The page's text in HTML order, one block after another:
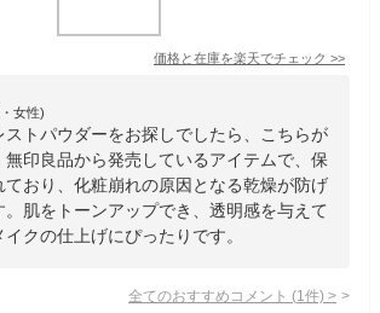
価格と在庫を楽天でチェック >>
女性)
ストパウダーをお探しでしたら、こちらが
無印良品から発売しているアイテムで、保
ており、化粧崩れの原因となる乾燥が防げ
。肌をトーンアップでき、透明感を与えて
クの仕上げにぴったりです。
全てのおすすめコメント (1 件) >